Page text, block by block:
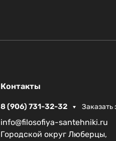
Контакты
8 (906) 731-32-32 Заказать
info@filosofiya-santehniki.ru
Городской округ Люберцы,